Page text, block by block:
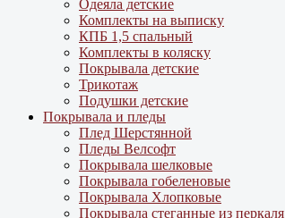
Одеяла детские
Комплекты на выписку
КПБ 1,5 спальный
Комплекты в коляску
Покрывала детские
Трикотаж
Подушки детские
Покрывала и пледы
Плед Шерстянной
Пледы Велсофт
Покрывала шелковые
Покрывала гобеленовые
Покрывала Хлопковые
Покрывала стеганные из перкаля